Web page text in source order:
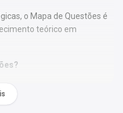
o Mapa de Questões é
teórico em